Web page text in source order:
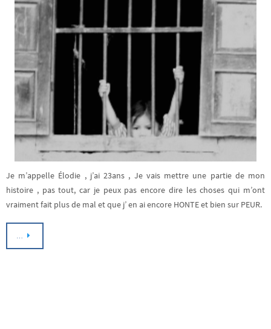
Je m’appelle Élodie , j’ai 23ans , Je vais mettre une partie de mon
histoire , pas tout, car je peux pas encore dire les choses qui m’ont
vraiment fait plus de mal et que j’ en ai encore HONTE et bien sur PEUR.
…